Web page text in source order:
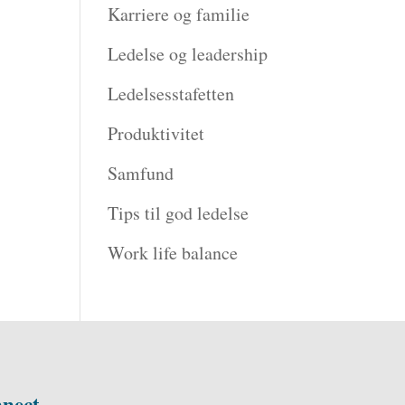
Karriere og familie
Ledelse og leadership
Ledelsesstafetten
Produktivitet
Samfund
Tips til god ledelse
Work life balance